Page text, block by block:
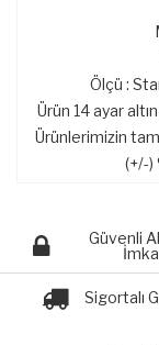
Ölçü :
Ürün 14 ayar
Ürünlerimizin
(+/-)
Güvenli
Sigortalı